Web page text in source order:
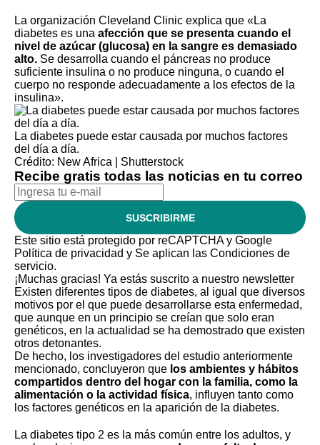
La organización Cleveland Clinic explica que «La
diabetes es una afección que se presenta cuando el
nivel de azúcar (glucosa) en la sangre es demasiado
alto. Se desarrolla cuando el páncreas no produce
suficiente insulina o no produce ninguna, o cuando el
cuerpo no responde adecuadamente a los efectos de la
insulina».
La diabetes puede estar causada por muchos factores
del día a día.
Crédito: New Africa | Shutterstock
Recibe gratis todas las noticias en tu correo
SUSCRIBIRME
Este sitio está protegido por reCAPTCHA y Google
Política de privacidad y Se aplican las Condiciones de
servicio.
¡Muchas gracias! Ya estás suscrito a nuestro newsletter
Existen diferentes tipos de diabetes, al igual que diversos
motivos por el que puede desarrollarse esta enfermedad,
que aunque en un principio se creían que solo eran
genéticos, en la actualidad se ha demostrado que existen
otros detonantes.
De hecho, los investigadores del estudio anteriormente
mencionado, concluyeron que los ambientes y hábitos
compartidos dentro del hogar con la familia, como la
alimentación o la actividad física, influyen tanto como
los factores genéticos en la aparición de la diabetes.
La diabetes tipo 2 es la más común entre los adultos, y